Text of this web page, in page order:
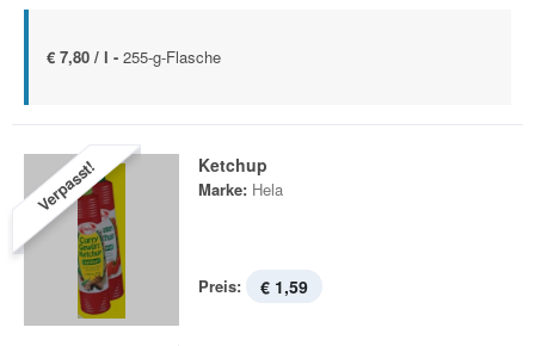
€ 7,80 / l - 255-g-Flasche
Verpasst! Ketchup
Marke: Hela
Preis: € 1,59